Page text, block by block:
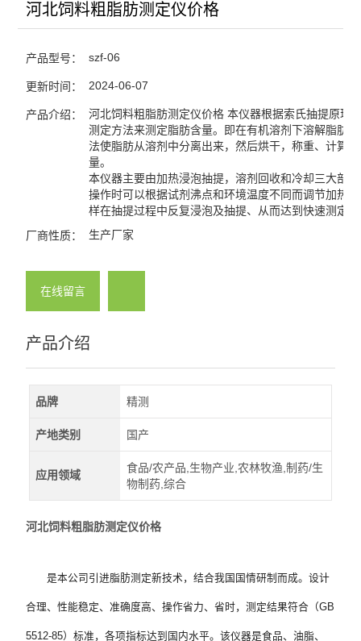
河北饲料粗脂肪测定仪价格
产品型号： szf-06
更新时间： 2024-06-07
产品介绍：
河北饲料粗脂肪测定仪价格 本仪器根据索氏抽提原理
测定方法来测定脂肪含量。即在有机溶剂下溶解脂肪
法使脂肪从溶剂中分离出来，然后烘干，称重、计算
量。
本仪器主要由加热浸泡抽提，溶剂回收和冷却三大部
操作时可以根据试剂沸点和环境温度不同而调节加热
样在抽提过程中反复浸泡及抽提、从而达到快速测定
厂商性质： 生产厂家
在线留言
产品介绍
品牌 精测
产地类别 国产
应用领域
食品/农产品,生物产业,农林牧渔,制药/生
物制药,综合
河北饲料粗脂肪测定仪价格
是本公司引进脂肪测定新技术，结合我国国情研制而成。设计
合理、性能稳定、准确度高、操作省力、省时，测定结果符合（GB
5512-85）标准，各项指标达到国内水平。该仪器是食品、油脂、